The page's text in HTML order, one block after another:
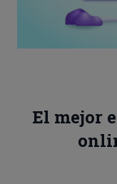
El mejor